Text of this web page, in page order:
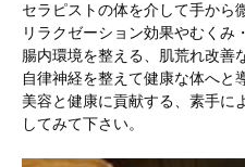
セラピストの体を介して手から
リラクゼーション効果やむくみ
腸内環境を整える、肌荒れ改善
自律神経を整えて健康な体へと
美容と健康に貢献する、素手に
してみて下さい。